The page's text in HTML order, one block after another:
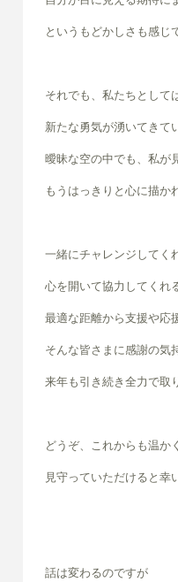
というもどかしさも感じ
それでも、私たちとして
新たな勇気が湧いてきて
曖昧な空の中でも、私が
もうはっきりと心に描か
一緒にチャレンジしてく
心を開いて協力してくれ
最適な距離から支援や応
そんな皆さまに感謝の気
来年も引き続き全力で取
どうぞ、これからも温かく
見守っていただけると幸
話は変わるのですが